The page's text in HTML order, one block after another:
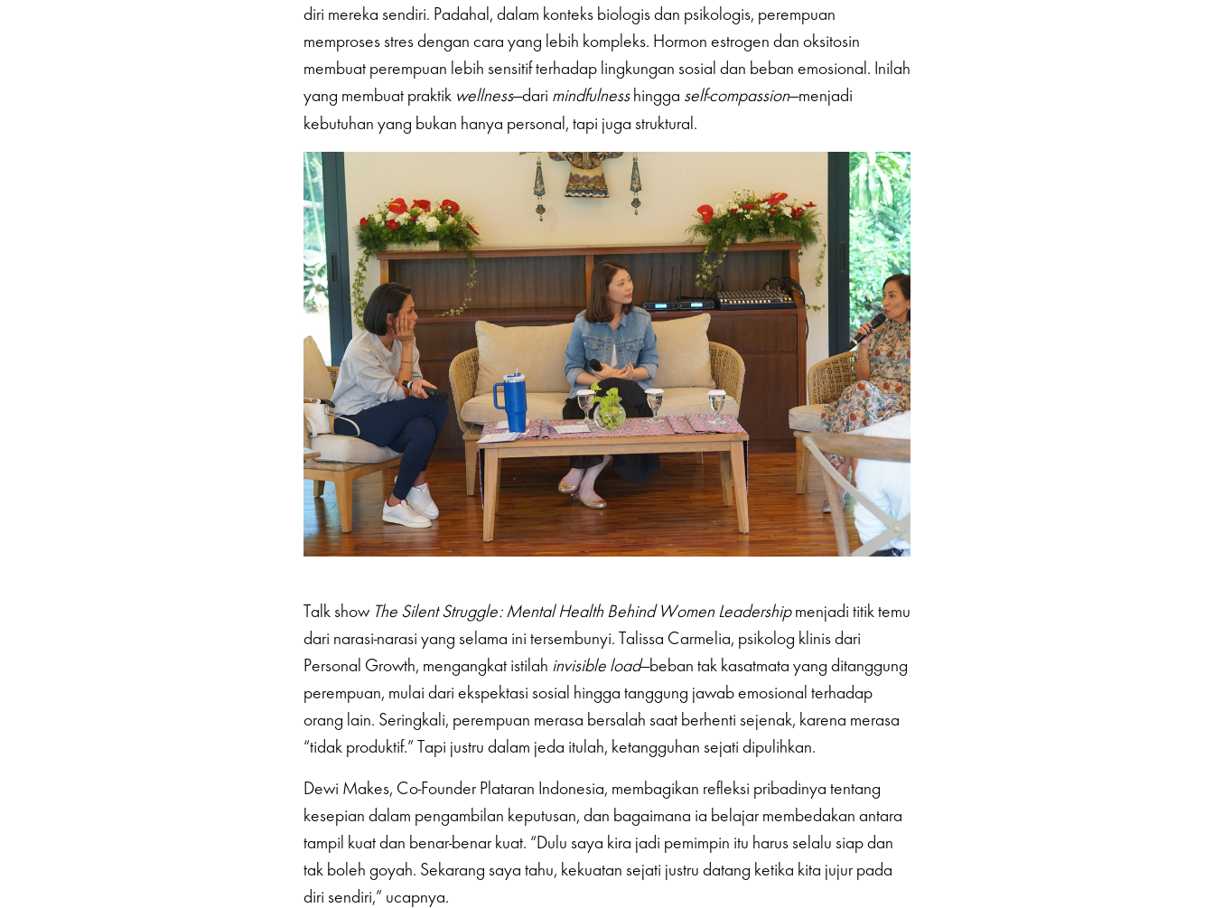
diri mereka sendiri. Padahal, dalam konteks biologis dan psikologis, perempuan
memproses stres dengan cara yang lebih kompleks. Hormon estrogen dan oksitosin
membuat perempuan lebih sensitif terhadap lingkungan sosial dan beban emosional. Inilah
yang membuat praktik wellness—dari mindfulnesshingga self-compassion—menjadi
kebutuhan yang bukan hanya personal, tapi juga struktural.
Talk show The Silent Struggle: Mental Health Behind Women Leadershipmenjadi titik temu
dari narasi-narasi yang selama ini tersembunyi. Talissa Carmelia, psikolog klinis dari
Personal Growth, mengangkat istilah invisible load—beban tak kasatmata yang ditanggung
perempuan, mulai dari ekspektasi sosial hingga tanggung jawab emosional terhadap
orang lain. Seringkali, perempuan merasa bersalah saat berhenti sejenak, karena merasa
“tidak produktif.” Tapi justru dalam jeda itulah, ketangguhan sejati dipulihkan.
Dewi Makes, Co-Founder Plataran Indonesia, membagikan refleksi pribadinya tentang
kesepian dalam pengambilan keputusan, dan bagaimana ia belajar membedakan antara
tampil kuat dan benar-benar kuat. “Dulu saya kira jadi pemimpin itu harus selalu siap dan
tak boleh goyah. Sekarang saya tahu, kekuatan sejati justru datang ketika kita jujur pada
diri sendiri,” ucapnya.